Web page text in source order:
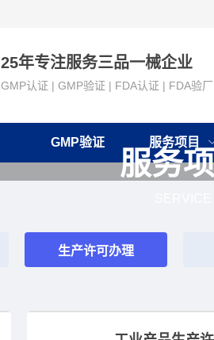
25年专注服务三品一械企业
GMP认证 | GMP验证 | FDA认证 | FDA验
GMP验证 服务项目
服务
生产许可办理